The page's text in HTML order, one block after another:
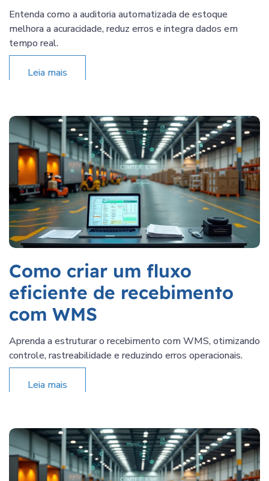
Entenda como a auditoria automatizada de estoque
melhora a acuracidade, reduz erros e integra dados em
tempo real.
Leia mais
Como criar um fluxo
eficiente de recebimento
com WMS
Aprenda a estruturar o recebimento com WMS, otimizando
controle, rastreabilidade e reduzindo erros operacionais.
Leia mais